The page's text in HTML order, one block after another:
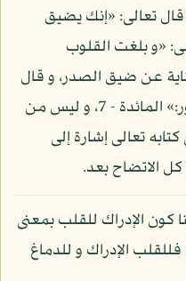
الأنعام - 125، و قال تعالى: «إنك يضيق
و قال تعالى: «و بلغت القلوب
- 10، و هو كناية عن ضيق الصدر، و قال
تعالى: «إن الله عليم بذات الصدور:» المائدة - 7، و ليس من
تعالى إشارة إلى
الاتضاح بعد.
الإدراك للقلب بمعنى
الإدراك و للدماغ